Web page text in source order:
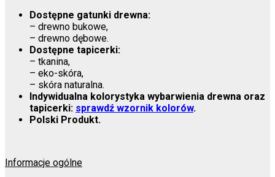
Dostępne gatunki drewna:
– drewno bukowe,
– drewno dębowe.
Dostępne tapicerki:
– tkanina,
– eko-skóra,
– skóra naturalna.
Indywidualna kolorystyka wybarwienia drewna oraz
tapicerki: sprawdź wzornik kolorów.
Polski Produkt.
Informacje ogólne